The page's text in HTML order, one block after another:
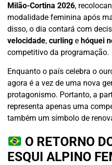
Milão-Cortina 2026,
modalidade feminina após
disso, o dia contará com
velocidade, curling e hóquei
competitivo da programação.
Enquanto o país celebra o
agora é a vez de uma nova
protagonismo. Portanto, a
representa apenas uma
também um símbolo de
O RETORNO
ESQUI ALPINO